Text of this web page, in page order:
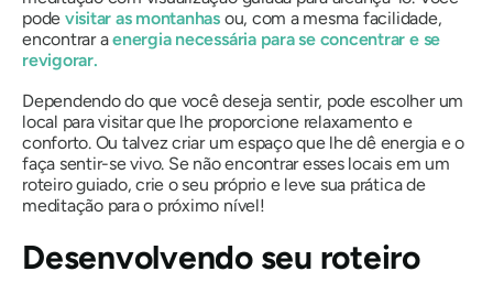
pode visitar as montanhas ou, com a mesma facilidade,
encontrar aenergia necessária para se concentrar e se
revigorar.
Dependendo do que você deseja sentir, pode escolher um
local para visitar que lhe proporcione relaxamento e
conforto. Ou talvez criar um espaço que lhe dê energia e o
faça sentir-se vivo. Se não encontrar esses locais em um
roteiro guiado, crie o seu próprio e leve sua prática de
meditação para o próximo nível!
Desenvolvendo seu roteiro